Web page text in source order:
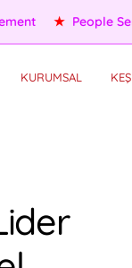
KPI ★ AI Agents
KURUMSAL